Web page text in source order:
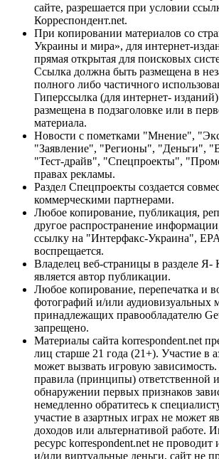
сайте, разрешается при условии
Корреспондент.net.
При копировании материалов со
Украины и мира», для интернет-
прямая открытая для поисковых
Ссылка должна быть размещена в
полного либо частичного
Гиперссылка (для интернет-
размещена в подзаголовке или в
материала.
Новости с пометками "Мнение",
"Заявление", "Регионы", "Деньги",
"Тест-драйв", "Спецпроекты",
правах рекламы.
Раздел Спецпроекты создается
коммерческими партнерами.
Любое копирование, публикация,
другое распространение
ссылку на "Интерфакс-Украина",
воспрещается.
Владелец веб-страницы в разделе Я-
является автор публикации.
Любое копирование, перепечатка и
фотографий и/или аудиовизуальных
принадлежащих правообладателю
запрещено.
Материалы сайта korrespondent.net
лиц старше 21 года (21+). Участие в
может вызвать игровую
правила (принципы) ответственной
обнаружении первых признаков
немедленно обратитесь к
участие в азартных играх не может
доходов или альтернативой работе.
ресурс korrespondent.net не
и/или виртуальные деньги, сайт не